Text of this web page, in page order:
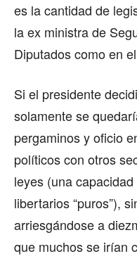
es la cantidad de
la ex ministra de
Diputados como en
Si el presidente
solamente se
pergaminos y oficio
políticos con otros
leyes (una
libertarios “puros”),
arriesgándose a
que muchos se irían